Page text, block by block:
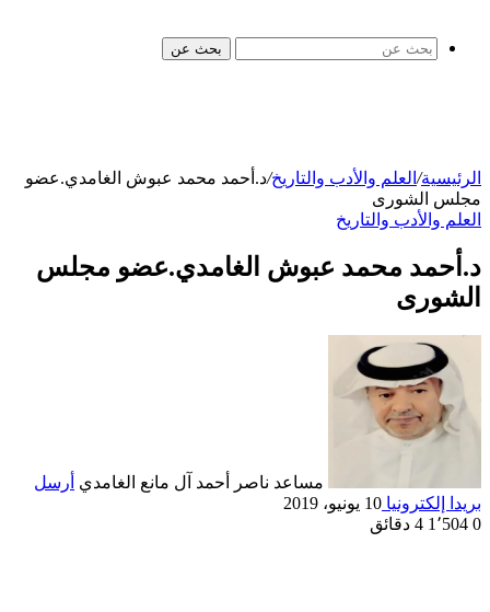
بحث عن
الرئيسية/ العلم والأدب والتاريخ/د.أحمد محمد عبوش الغامدي.عضو
مجلس الشورى
العلم والأدب والتاريخ
د.أحمد محمد عبوش الغامدي.عضو مجلس
الشورى
مساعد ناصر أحمد آل مانع الغامدي أرسل
بريدا إلكترونيا 10 يونيو، 2019
0
4 دقائق